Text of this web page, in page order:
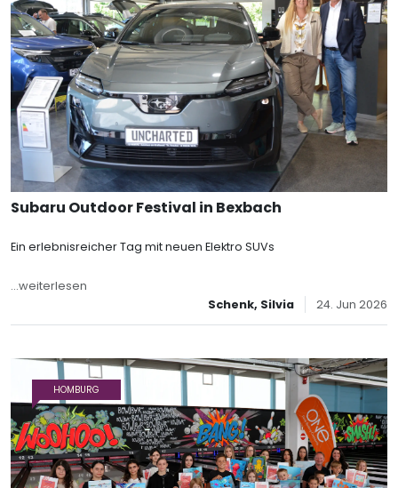
Subaru Outdoor Festival in Bexbach
Ein erlebnisreicher Tag mit neuen Elektro SUVs
...weiterlesen
Schenk, Silvia 24. Jun 2026
HOMBURG